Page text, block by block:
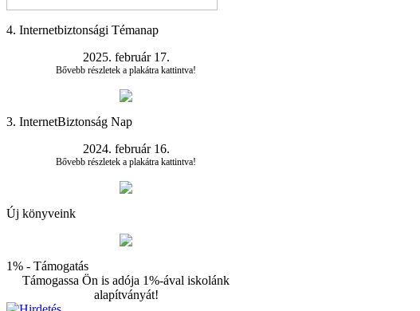
4. Internetbiztonsági Témanap
2025. február 17.
Bővebb részletek a plakátra kattintva!
3. InternetBiztonság Nap
2024. február 16.
Bővebb részletek a plakátra kattintva!
Új könyveink
1% - Támogatás
Támogassa Ön is adója 1%-ával iskolánk
alapítványát!